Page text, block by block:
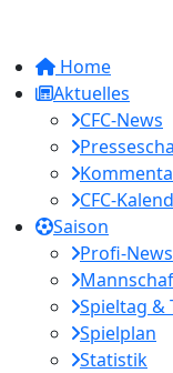
Home
Aktuelles
CFC-News
CFC-
Saison
Profi-News
Spieltag &
Spielplan
Statistik